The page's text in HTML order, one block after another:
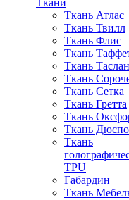
Ткани
Ткань Атлас
Ткань Твилл
Ткань Флис
Ткань
Ткань Таслан
Ткань
Ткань Сетка
Ткань Гретта
Ткань
Ткань Дюспо
Ткань
TPU
Габардин
Ткань